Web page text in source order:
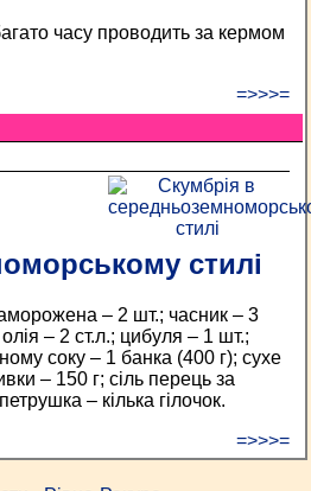
часу проводить за кермом
=>>>=
стилі
– 2 шт.; часник – 3
– 2 ст.л.; цибуля – 1 шт.;
соку – 1 банка (400 г); сухе
– 150 г; сіль перець за
– кілька гілочок.
=>>>=